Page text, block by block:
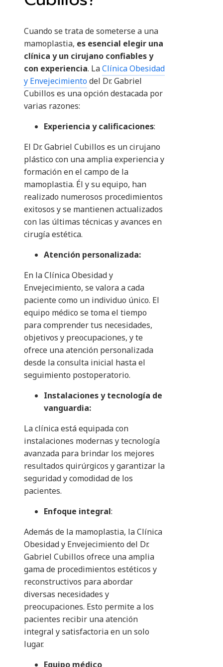
Cuando se trata de someterse a una
mamoplastia, es esencial elegir una
clínica y un cirujano confiables y
con experiencia. LaClínica Obesidad
y Envejecimientodel Dr. Gabriel
Cubillos es una opción destacada por
varias razones:
Experiencia y calificaciones:
El Dr. Gabriel Cubillos es un cirujano
plástico con una amplia experiencia y
formación en el campo de la
mamoplastia. Él y su equipo, han
realizado numerosos procedimientos
exitosos y se mantienen actualizados
con las últimas técnicas y avances en
cirugía estética.
Atención personalizada:
En la Clínica Obesidad y
Envejecimiento, se valora a cada
paciente como un individuo único. El
equipo médico se toma el tiempo
para comprender tus necesidades,
objetivos y preocupaciones, y te
ofrece una atención personalizada
desde la consulta inicial hasta el
seguimiento postoperatorio.
Instalaciones y tecnología de
vanguardia:
La clínica está equipada con
instalaciones modernas y tecnología
avanzada para brindar los mejores
resultados quirúrgicos y garantizar la
seguridad y comodidad de los
pacientes.
Enfoque integral:
Además de la mamoplastia, la Clínica
Obesidad y Envejecimiento del Dr.
Gabriel Cubillos ofrece una amplia
gama de procedimientos estéticos y
reconstructivos para abordar
diversas necesidades y
preocupaciones. Esto permite a los
pacientes recibir una atención
integral y satisfactoria en un solo
lugar.
Equipo médico